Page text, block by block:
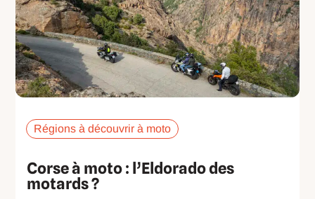
Régions à découvrir à moto
Corse à moto : l’Eldorado des
motards ?